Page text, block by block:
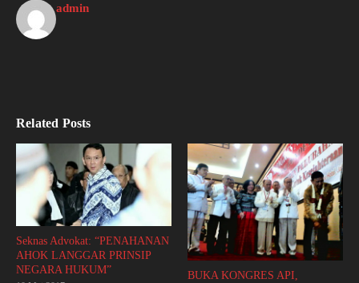
admin
Related Posts
Seknas Advokat: “PENAHANAN
AHOK LANGGAR PRINSIP
NEGARA HUKUM”
BUKA KONGRES API,